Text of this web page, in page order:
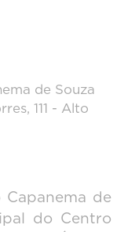
de Souza
111 - Alto
de
do Centro